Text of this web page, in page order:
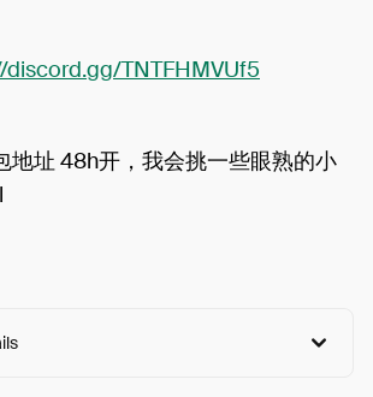
discord.gg/TNTFHMVUf5
地址 48h开，我会挑一些眼熟的小